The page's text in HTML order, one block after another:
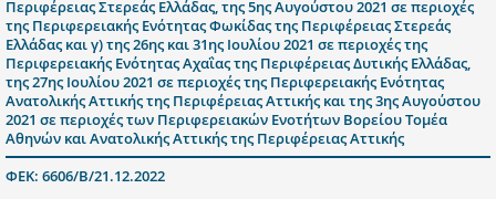
Περιφέρειας Στερεάς Ελλάδας, της 5ης Αυγούστου 2021 σε περιοχές
της Περιφερειακής Ενότητας Φωκίδας της Περιφέρειας Στερεάς
Ελλάδας και γ) της 26ης και 31ης Ιουλίου 2021 σε περιοχές της
Περιφερειακής Ενότητας Αχαΐας της Περιφέρειας Δυτικής Ελλάδας,
της 27ης Ιουλίου 2021 σε περιοχές της Περιφερειακής Ενότητας
Ανατολικής Αττικής της Περιφέρειας Αττικής και της 3ης Αυγούστου
2021 σε περιοχές των Περιφερειακών Ενοτήτων Βορείου Τομέα
Αθηνών και Ανατολικής Αττικής της Περιφέρειας Αττικής
ΦΕΚ: 6606/Β/21.12.2022